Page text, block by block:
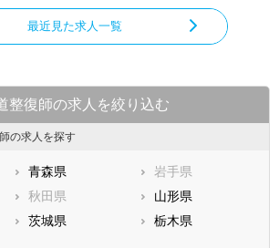
最近見た求人一覧
整復師の求人を絞り込む
の求人を探す
青森県
岩手県
秋田県
山形県
茨城県
栃木県